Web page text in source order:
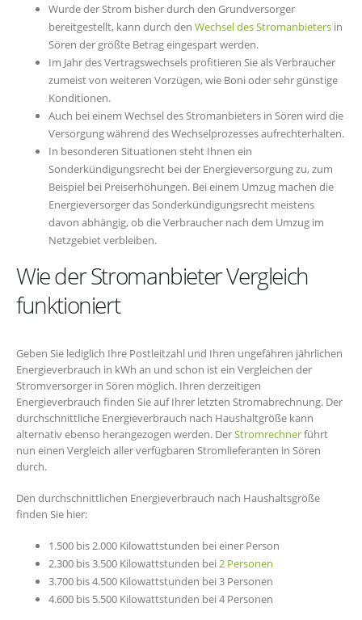
Wurde der Strom bisher durch den Grundversorger
bereitgestellt, kann durch den Wechsel des Stromanbieters in
Sören der größte Betrag eingespart werden.
Im Jahr des Vertragswechsels profitieren Sie als Verbraucher
zumeist von weiteren Vorzügen, wie Boni oder sehr günstige
Konditionen.
Auch bei einem Wechsel des Stromanbieters in Sören wird die
Versorgung während des Wechselprozesses aufrechterhalten.
In besonderen Situationen steht Ihnen ein
Sonderkündigungsrecht bei der Energieversorgung zu, zum
Beispiel bei Preiserhöhungen. Bei einem Umzug machen die
Energieversorger das Sonderkündigungsrecht meistens
davon abhängig, ob die Verbraucher nach dem Umzug im
Netzgebiet verbleiben.
Wie der Stromanbieter Vergleich
funktioniert
Geben Sie lediglich Ihre Postleitzahl und Ihren ungefähren jährlichen
Energieverbrauch in kWh an und schon ist ein Vergleichen der
Stromversorger in Sören möglich. Ihren derzeitigen
Energieverbrauch finden Sie auf Ihrer letzten Stromabrechnung. Der
durchschnittliche Energieverbrauch nach Haushaltgröße kann
alternativ ebenso herangezogen werden. DerStromrechnerführt
nun einen Vergleich aller verfügbaren Stromlieferanten in Sören
durch.
Den durchschnittlichen Energieverbrauch nach Haushaltsgröße
finden Sie hier:
1.500 bis 2.000 Kilowattstunden bei einer Person
2.300 bis 3.500 Kilowattstunden bei2 Personen
3.700 bis 4.500 Kilowattstunden bei 3 Personen
4.600 bis 5.500 Kilowattstunden bei 4 Personen